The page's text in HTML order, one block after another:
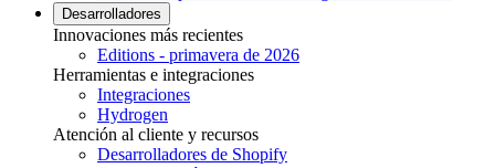
Desarrolladores
Innovaciones más recientes
Editions - primavera de 2026
Herramientas e integraciones
Integraciones
Hydrogen
Atención al cliente y recursos
Desarrolladores de Shopify